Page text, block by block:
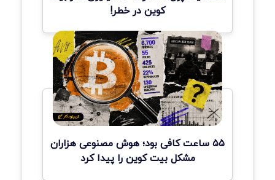
کوین در خطر!
۵۵ ساعت کافی بود؛ هوش مصنوعی هزاران
مشکل بیت کوین را پیدا کرد